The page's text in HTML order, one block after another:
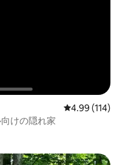
レビュー114
4.99 (114)
けの隠れ家